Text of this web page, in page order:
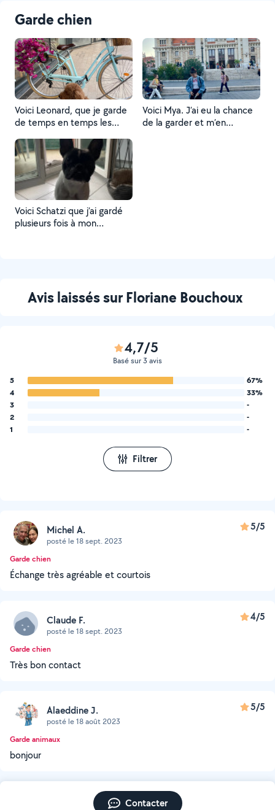
Garde chien
Voici Leonard, que je garde
de temps en temps les
travaille et donc ne peut
pas le garder. Car il faut
savoir que c’est un chien qui
déprime s’il reste seul à la
maison.
Voici Mya. J’ai eu la chance
de la garder et m’en
Voici Schatzi que j’ai gardé
plusieurs fois à mon
Avis laissés sur Floriane Bouchoux
4,7/5
Basé sur 3 avis
5
67%
4
33%
3
-
2
-
1
-
Filtrer
Michel A.
posté le 18 sept. 2023
5/5
Garde chien
Échange très agréable et courtois
Claude F.
posté le 18 sept. 2023
4/5
Garde chien
Très bon contact
Alaeddine J.
posté le 18 août 2023
5/5
Garde animaux
bonjour
Contacter